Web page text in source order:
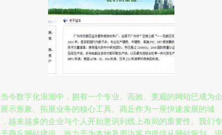
今数字化浪潮中，拥有一个专业、高效、美观的网站已成为企
示形象、拓展业务的核心工具。商丘作为一座快速发展的城
越来越多的企业与个人开始意识到线上布局的重要性。我们专